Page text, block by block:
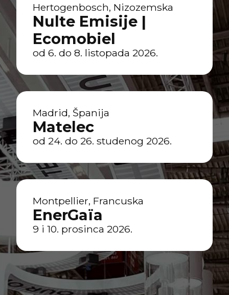
Hertogenbosch, Nizozemska
Nulte Emisije |
Ecomobiel
od 6. do 8. listopada 2026.
Madrid, Španija
Matelec
od 24. do 26. studenog 2026.
Montpellier, Francuska
EnerGaïa
9 i 10. prosinca 2026.